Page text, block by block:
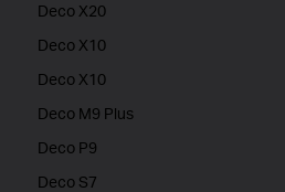
Deco X20
Deco X10
Deco X10
Deco M9 Plus
Deco P9
Deco S7